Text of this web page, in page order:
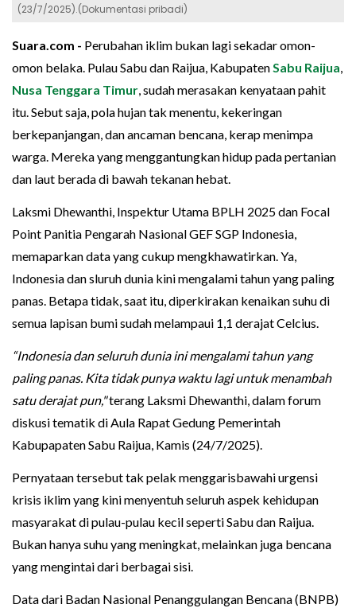
(23/7/2025).(Dokumentasi pribadi)
Suara.com - Perubahan iklim bukan lagi sekadar omon-
omon belaka. Pulau Sabu dan Raijua, Kabupaten Sabu Raijua
Nusa Tenggara Timur , sudah merasakan kenyataan pahit
itu. Sebut saja, pola hujan tak menentu, kekeringan
berkepanjangan, dan ancaman bencana, kerap menimpa
warga. Mereka yang menggantungkan hidup pada pertanian
dan laut berada di bawah tekanan hebat.
Laksmi Dhewanthi, Inspektur Utama BPLH 2025 dan Focal
Point Panitia Pengarah Nasional GEF SGP Indonesia,
memaparkan data yang cukup mengkhawatirkan. Ya,
Indonesia dan sluruh dunia kini mengalami tahun yang paling
panas. Betapa tidak, saat itu, diperkirakan kenaikan suhu di
semua lapisan bumi sudah melampaui 1,1 derajat Celcius.
“Indonesia dan seluruh dunia ini mengalami tahun yang
paling panas. Kita tidak punya waktu lagi untuk menambah
satu derajat pun,"terang Laksmi Dhewanthi, dalam forum
diskusi tematik di Aula Rapat Gedung Pemerintah
Kabupapaten Sabu Raijua, Kamis (24/7/2025).
Pernyataan tersebut tak pelak menggarisbawahi urgensi
krisis iklim yang kini menyentuh seluruh aspek kehidupan
masyarakat di pulau-pulau kecil seperti Sabu dan Raijua.
Bukan hanya suhu yang meningkat, melainkan juga bencana
yang mengintai dari berbagai sisi.
Data dari Badan Nasional Penanggulangan Bencana (BNPB)